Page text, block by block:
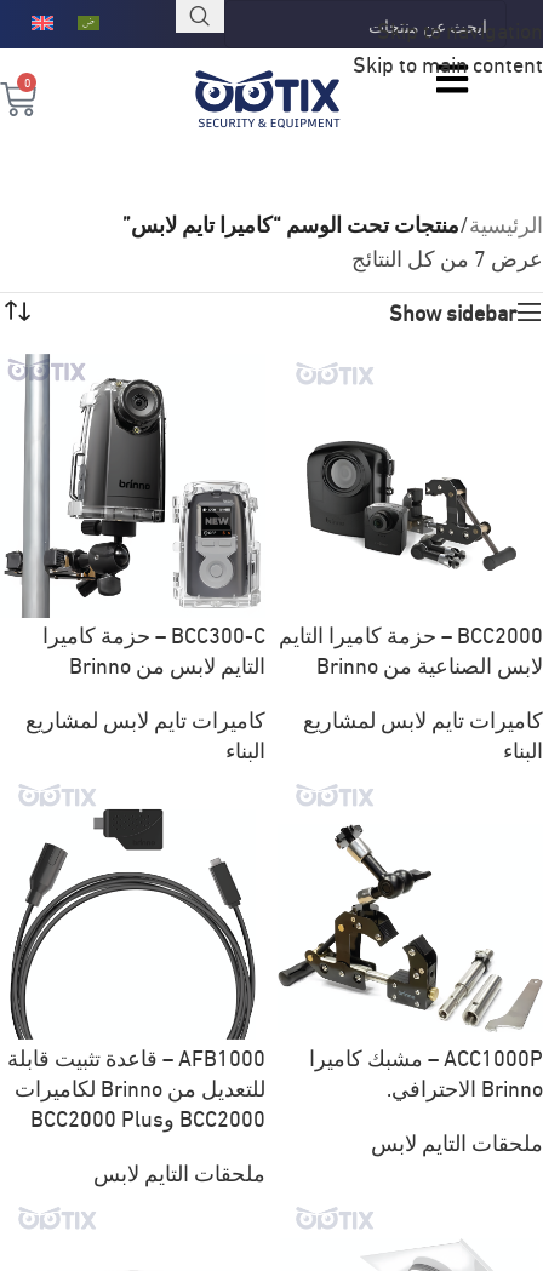
Skip to navigation
Skip to main content
0
الرئيسية/منتجات تحت الوسم “كاميرا تايم لابس”
عرض ⁦7⁩ من كل النتائج
Show sidebar
BCC2000 – حزمة كاميرا التايم
لابس الصناعية من Brinno
كاميرات تايم لابس لمشاريع
البناء
BCC300-C – حزمة كاميرا
التايم لابس من Brinno
كاميرات تايم لابس لمشاريع
البناء
ACC1000P – مشبك كاميرا
Brinno الاحترافي.
ملحقات التايم لابس
AFB1000 – قاعدة تثبيت قابلة
للتعديل من Brinno لكاميرات
BCC2000 وBCC2000 Plus
ملحقات التايم لابس